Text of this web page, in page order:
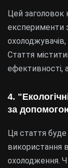
Цей заголовок
експерименти
Стаття
ефективності,
4.
за
Ця стаття
використання
охолодження.